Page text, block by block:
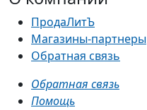
ПродаЛитЪ
Магазины-партнеры
Обратная связь
Обратная связь
Помощь